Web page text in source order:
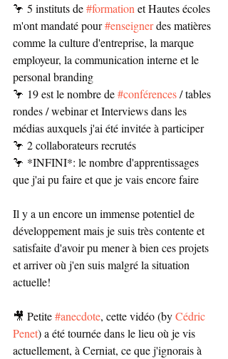
🦩 5 instituts de #formation et Hautes écoles
m'ont mandaté pour #enseigner des matières
comme la culture d'entreprise, la marque
employeur, la communication interne et le
personal branding
🦩 19 est le nombre de #conférences / tables
rondes / webinar et Interviews dans les
médias auxquels j'ai été invitée à participer
🦩 2 collaborateurs recrutés
🦩 *INFINI*: le nombre d'apprentissages
que j'ai pu faire et que je vais encore faire
Il y a un encore un immense potentiel de
développement mais je suis très contente et
satisfaite d'avoir pu mener à bien ces projets
et arriver où j'en suis malgré la situation
actuelle!
🎥 Petite #anecdote, cette vidéo (by Cédric
Penet) a été tournée dans le lieu où je vis
actuellement, à Cerniat, ce que j'ignorais à